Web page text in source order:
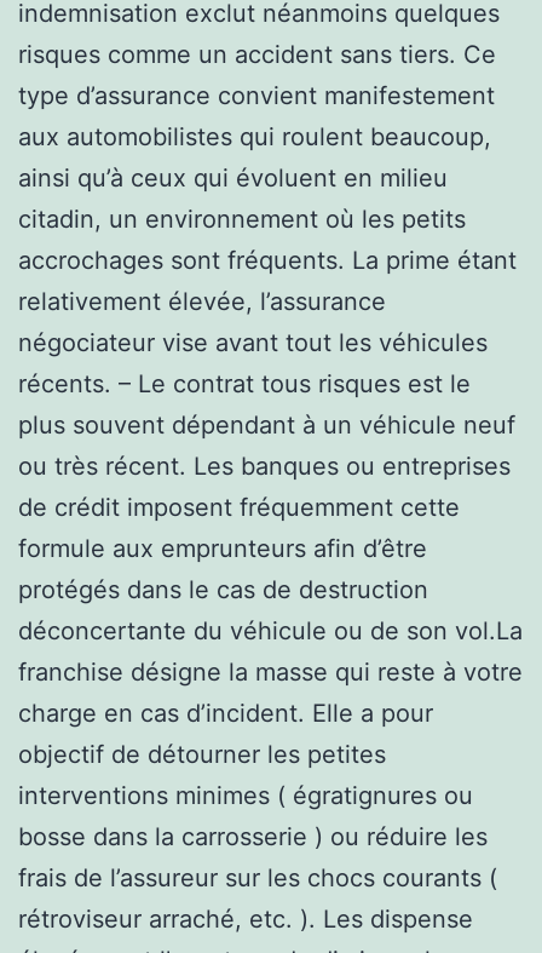
indemnisation exclut néanmoins quelques
risques comme un accident sans tiers. Ce
type d’assurance convient manifestement
aux automobilistes qui roulent beaucoup,
ainsi qu’à ceux qui évoluent en milieu
citadin, un environnement où les petits
accrochages sont fréquents. La prime étant
relativement élevée, l’assurance
négociateur vise avant tout les véhicules
récents. – Le contrat tous risques est le
plus souvent dépendant à un véhicule neuf
ou très récent. Les banques ou entreprises
de crédit imposent fréquemment cette
formule aux emprunteurs afin d’être
protégés dans le cas de destruction
déconcertante du véhicule ou de son vol.La
franchise désigne la masse qui reste à votre
charge en cas d’incident. Elle a pour
objectif de détourner les petites
interventions minimes ( égratignures ou
bosse dans la carrosserie ) ou réduire les
frais de l’assureur sur les chocs courants (
rétroviseur arraché, etc. ). Les dispense